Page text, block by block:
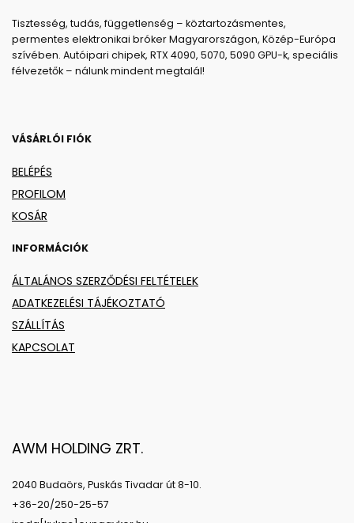
Tisztesség, tudás, függetlenség – köztartozásmentes,
permentes elektronikai bróker Magyarországon, Közép-Európa
szívében. Autóipari chipek, RTX 4090, 5070, 5090 GPU-k, speciális
félvezetők – nálunk mindent megtalál!
VÁSÁRLÓI FIÓK
BELÉPÉS
PROFILOM
KOSÁR
INFORMÁCIÓK
ÁLTALÁNOS SZERZŐDÉSI FELTÉTELEK
ADATKEZELÉSI TÁJÉKOZTATÓ
SZÁLLÍTÁS
KAPCSOLAT
AWM HOLDING ZRT.
2040 Budaörs, Puskás Tivadar út 8-10.
+36-20/250-25-57